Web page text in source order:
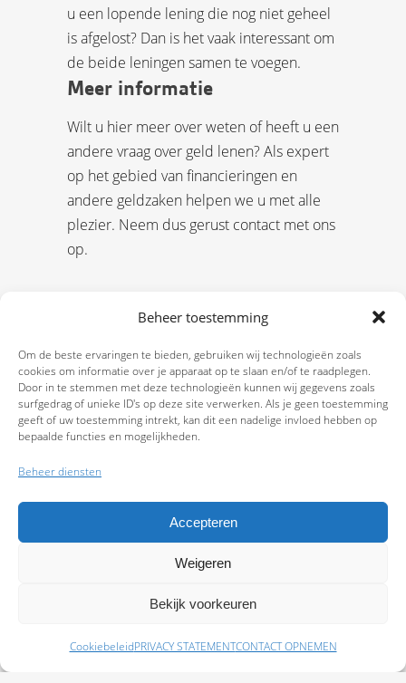
Beheer toestemming
Om de beste ervaringen te bieden, gebruiken wij technologieën zoals
cookies om informatie over je apparaat op te slaan en/of te raadplegen.
Door in te stemmen met deze technologieën kunnen wij gegevens zoals
surfgedrag of unieke ID's op deze site verwerken. Als je geen toestemming
geeft of uw toestemming intrekt, kan dit een nadelige invloed hebben op
bepaalde functies en mogelijkheden.
Beheer diensten
Accepteren
Weigeren
Bekijk voorkeuren
CookiebeleidPRIVACY STATEMENTCONTACT OPNEMEN
u een lopende lening die nog niet geheel
is afgelost? Dan is het vaak interessant om
de beide leningen samen te voegen.
Meer informatie
Wilt u hier meer over weten of heeft u een
andere vraag over geld lenen? Als expert
op het gebied van financieringen en
andere geldzaken helpen we u met alle
plezier. Neem dus gerust contact met ons
op.
Schade melden Afspraak maken Polissen